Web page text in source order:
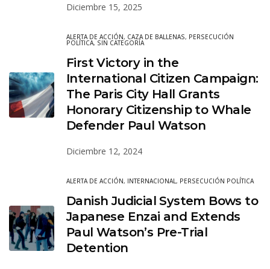
Diciembre 15, 2025
ALERTA DE ACCIÓN, CAZA DE BALLENAS, PERSECUCIÓN
POLÍTICA, SIN CATEGORÍA
First Victory in the
International Citizen Campaign:
The Paris City Hall Grants
Honorary Citizenship to Whale
Defender Paul Watson
Diciembre 12, 2024
ALERTA DE ACCIÓN, INTERNACIONAL, PERSECUCIÓN POLÍTICA
Danish Judicial System Bows to
Japanese Enzai and Extends
Paul Watson’s Pre-Trial
Detention